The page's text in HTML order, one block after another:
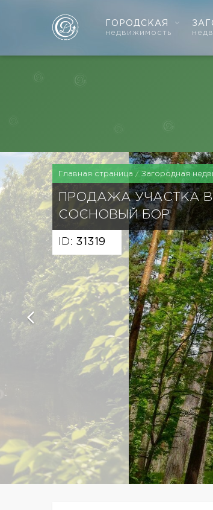
ГОРОДСКАЯ
недвижимость
Главная страница Загородная
ПРОДАЖА УЧАСТКА
СОСНОВЫЙ БОР
ID: 31319